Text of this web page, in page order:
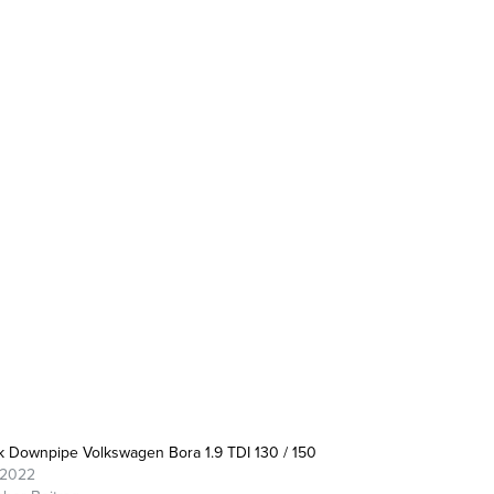
Downpipe Volkswagen Bora 1.9 TDI 130 / 150